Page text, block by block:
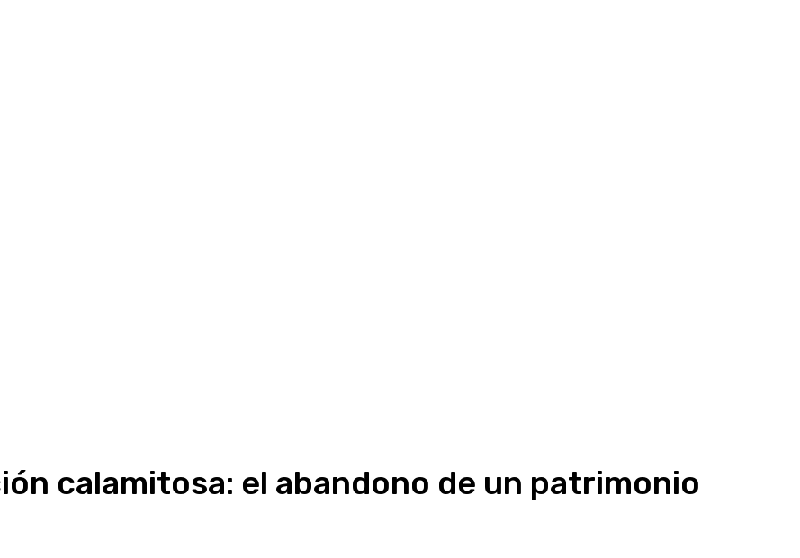
calamitosa: el abandono de un patrimonio